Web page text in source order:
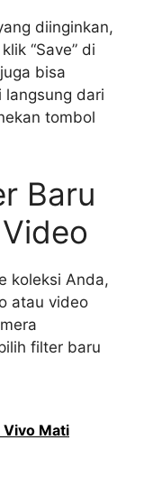
diinginkan,
“Save” di
bisa
langsung dari
tombol
Baru
koleksi Anda,
atau video
filter baru
Vivo Mati